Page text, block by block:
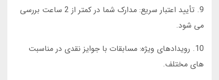
9. تأیید اعتبار سریع: مدارک شما در کمتر از 2 ساعت بررسی
می شود.
10. رویدادهای ویژه: مسابقات با جوایز نقدی در مناسبت
های مختلف.